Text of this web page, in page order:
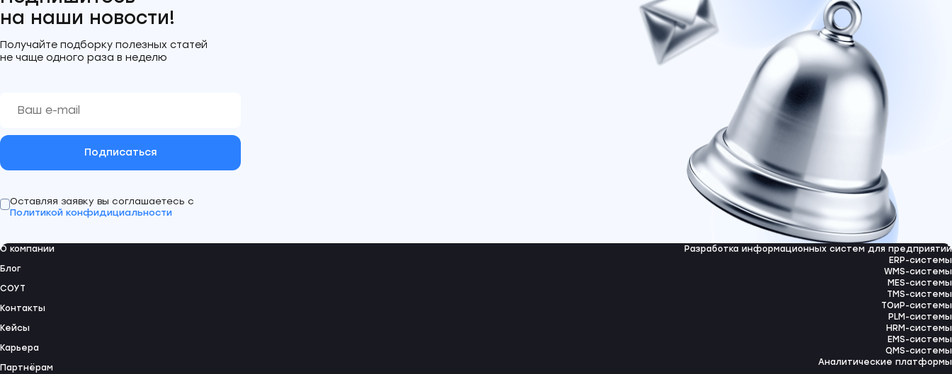
на наши новости!
Получайте подборку полезных статей
не чаще одного раза в неделю
Подписаться
Оставляя заявку вы соглашаетесь с
Политикой конфидициальности
О компании
Блог
СОУТ
Контакты
Кейсы
Карьера
Партнёрам
Разработка информационных систем для предприятий
ERP-системы
WMS-системы
MES-системы
TMS-системы
ТОиР-системы
PLM-системы
HRM-системы
EMS-системы
QMS-системы
Аналитические платформы